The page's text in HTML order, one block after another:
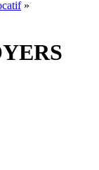
»